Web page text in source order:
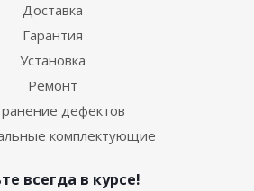
Доставка
Гарантия
Установка
Ремонт
дефектов
комплектующие
всегда в курсе!